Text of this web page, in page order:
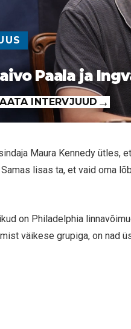
Paala ja
INTERVJUUD
Maura Kennedy ütles,
lisas ta, et vaid oma
on Philadelphia
väikese grupiga, on nad